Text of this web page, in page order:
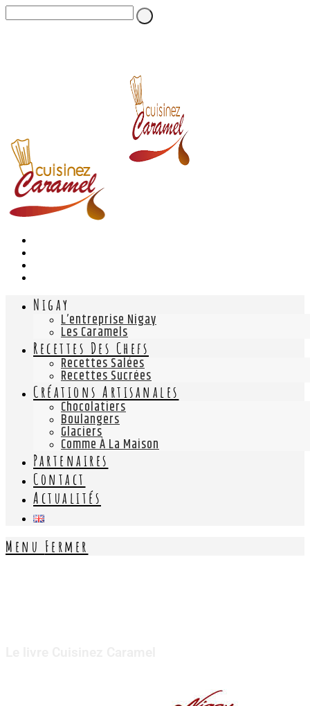
Nigay
L’entreprise Nigay
Les Caramels
Recettes Des Chefs
Recettes Salées
Recettes Sucrées
Créations Artisanales
Chocolatiers
Boulangers
Glaciers
Comme À La Maison
Partenaires
Contact
Actualités
Menu Fermer